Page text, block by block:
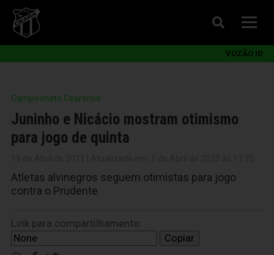
VOZÃO ID
Campeonato Cearense
Juninho e Nicácio mostram otimismo
para jogo de quinta
Atletas alvinegros seguem otimistas para jogo
contra o Prudente
Link para compartilhamento:
Copiar